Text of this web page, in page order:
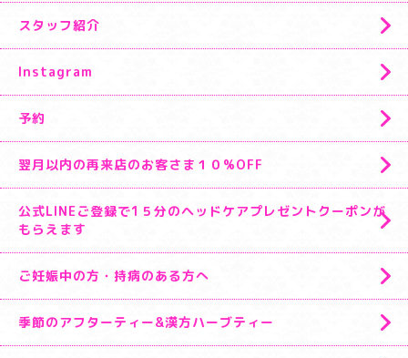
スタッフ紹介
Instagram
予約
翌月以内の再来店のお客さま１０%OFF
公式LINEご登録で1５分のヘッドケアプレゼントクーポンが
もらえます
ご妊娠中の方・持病のある方へ
季節のアフターティー&漢方ハーブティー